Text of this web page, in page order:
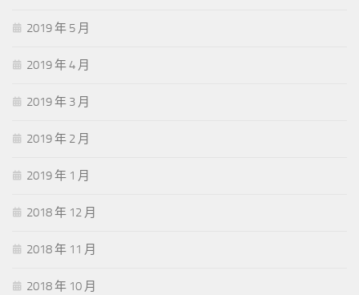
2019 年 5 月
2019 年 4 月
2019 年 3 月
2019 年 2 月
2019 年 1 月
2018 年 12 月
2018 年 11 月
2018 年 10 月